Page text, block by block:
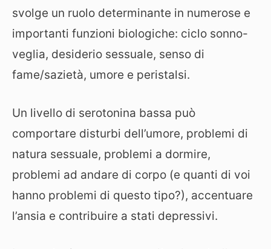
svolge un ruolo determinante in numerose e
importanti funzioni biologiche: ciclo sonno-
veglia, desiderio sessuale, senso di
fame/sazietà, umore e peristalsi.
Un livello di serotonina bassa può
comportare disturbi dell’umore, problemi di
natura sessuale, problemi a dormire,
problemi ad andare di corpo (e quanti di voi
hanno problemi di questo tipo?), accentuare
l’ansia e contribuire a stati depressivi.